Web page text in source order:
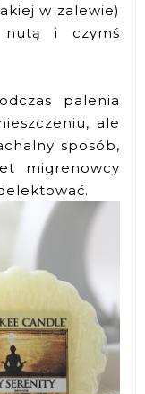
w zalewie)
nutą i czymś
palenia
ale
sposób,
migrenowcy